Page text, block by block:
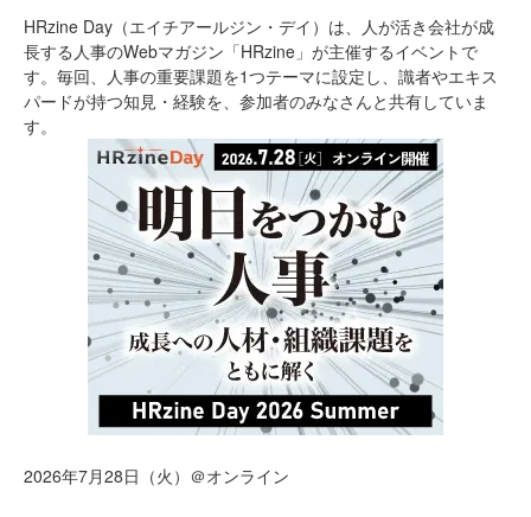
HRzine Day（エイチアールジン・デイ）は、人が活き会社が成
長する人事のWebマガジン「HRzine」が主催するイベントで
す。毎回、人事の重要課題を1つテーマに設定し、識者やエキス
パードが持つ知見・経験を、参加者のみなさんと共有していま
す。
2026年7月28日（火）＠オンライン